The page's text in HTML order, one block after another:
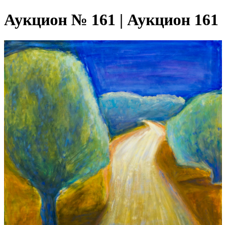
Аукцион № 161 | Аукцион 161